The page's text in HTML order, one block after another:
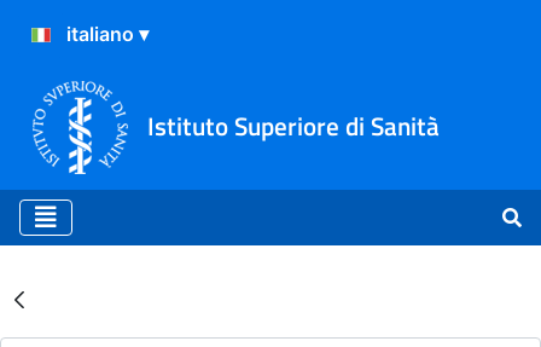
Istituto Superiore di Sanità
Risultati della Ricerca -